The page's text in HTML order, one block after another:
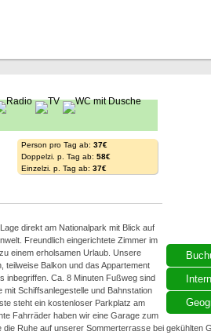
Person pro Tag ab: 37€
Doppelzi. p. Tag ab: 58€
Einzelzi. p. Tag ab: 37€
direkt am Nationalpark mit Blick auf
Freundlich eingerichtete Zimmer im
einem erholsamen Urlaub. Unsere
teilweise Balkon und das Appartement
inbegriffen. Ca. 8 Minuten Fußweg sind
Schiffsanlegestelle und Bahnstation
steht ein kostenloser Parkplatz am
Fahrräder haben wir eine Garage zum
Ruhe auf unserer Sommerterrasse bei gekühlten